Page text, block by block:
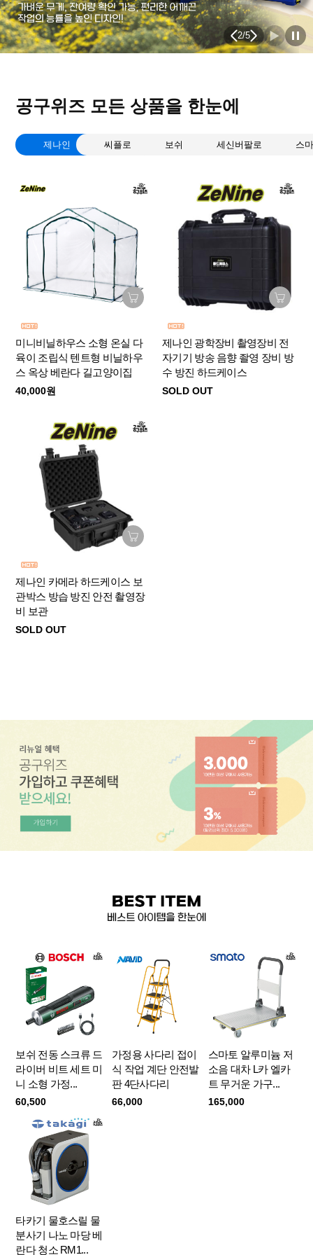
2/5
공구위즈 모든 상품을 한눈에
제나인 씨플로 보쉬 세신버팔로 스
미니비닐하우스 소형 온실 다
육이 조립식 텐트형 비닐하우
스 옥상 베란다 길고양이집
40,000원
제나인 광학장비 촬영장비 전
자기기 방송 음향 좔영 장비 방
수 방진 하드케이스
SOLD OUT
제나인 카메라 하드케이스 보
관박스 방습 방진 안전 촬영장
비 보관
SOLD OUT
보쉬 전동 스크류 드
라이버 비트 세트 미
니 소형 가정...
60,500
가정용 사다리 접이
식 작업 계단 안전발
판 4단사다리
66,000
스마토 알루미늄 저
소음 대차 L카 엘카
트 무거운 가구...
165,000
타카기 물호스릴 물
분사기 나노 마당 베
란다 청소 RM1...